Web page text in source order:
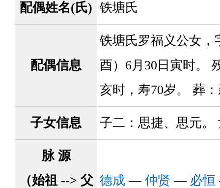
配偶姓名(氏) 铁塘氏
配偶信息
铁塘氏罗福义公女，
酉）6月30日寅时。
亥时，寿70岁。 葬
子女信息 子二：思捷、思元。
脉 源
（始祖 --> 父 德成 — 仲贤 — 必恒